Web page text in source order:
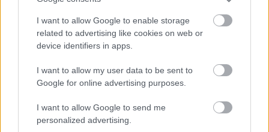
I want to allow Google to enable storage
related to advertising like cookies on web or
device identifiers in apps.
I want to allow my user data to be sent to
Google for online advertising purposes.
I want to allow Google to send me
personalized advertising.